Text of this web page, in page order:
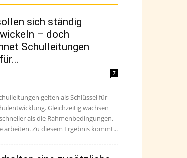
sich ständig
– doch
Schulleitungen
7
gelten als Schlüssel für
Gleichzeitig wachsen
als die Rahmenbedingungen,
arbeiten. Zu diesem Ergebnis kommt...